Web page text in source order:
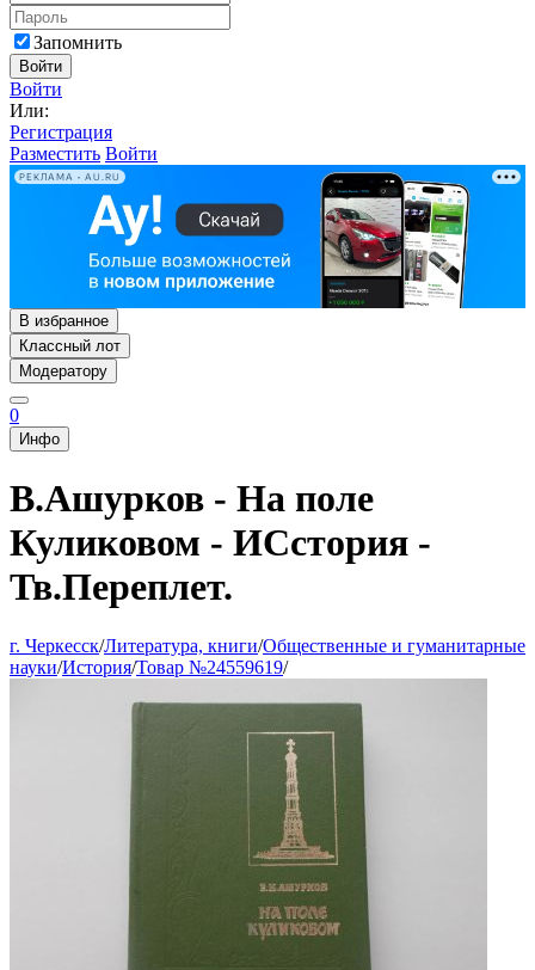
Запомнить
Войти
Войти
Или:
Регистрация
Разместить Войти
РЕКЛАМА • AU.RU
В избранное
Классный лот
Модератору
0
Инфо
В.Ашурков - На поле
Куликовом - ИСстория -
Тв.Переплет.
г. Черкесск/Литература, книги/Общественные и гуманитарные
науки/История/Товар №24559619/